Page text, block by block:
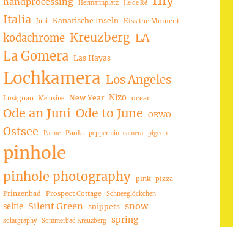
Hermannplatz Ile de Ré
Italia Juni Kanarische Inseln Kiss the Moment
kodachrome Kreuzberg LA
La Gomera Las Hayas
Lochkamera Los Angeles
Lusignan Melusine New Year Nizo ocean
Ode an Juni Ode to June ORWO
Ostsee Palme Paola peppermint camera pigeon
pinhole
pinhole photography pink pizza
Prinzenbad
Prospect Cottage Schneeglöckchen
selfie Silent Green snippets snow
solargraphy Sommerbad Kreuzberg spring